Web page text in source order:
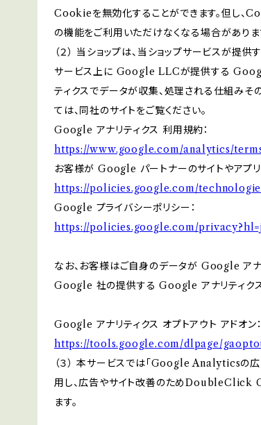
Cookieを無効化することができます。但し、
の機能をご利用いただけなくなる場合がありま
（２） 当ショップは、当ショップサービスが提
サービス上に Google LLCが提供する
ティクスでデータが収集、処理される仕組み
ては、同社のサイトをご覧ください。
Google アナリティクス 利用規約：
https://www.google.com/analytics/
お客様が Google パートナーのサイトやアプ
https://policies.google.com/
Google プライバシーポリシー：
https://policies.google.com/
なお、お客様はご自身のデータが Google ア
Google 社の提供する Google アナリティクス
Google アナリティクス オプトアウト アドオン：
https://tools.google.com/dlpage/
（３） 本サービスでは「Google Analyticsの
用し、広告やサイト改善のためDoubleClick
ます。